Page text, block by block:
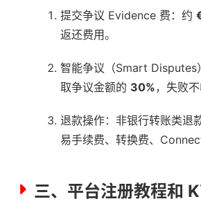
提交争议 Evidence 费：约
返还费用。
智能争议（Smart Disputes
取争议金额的 30%，失败不
退款操作：非银行转账类退
易手续费、转换费、
三、平台注册教程和